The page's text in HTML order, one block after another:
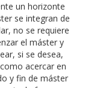
un horizonte
se integran de
no se requiere
el máster y
si se desea,
acercar en
y fin de máster